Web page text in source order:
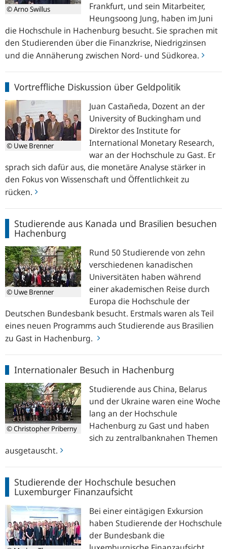
© Arno Swillus
Frankfurt, und sein Mitarbeiter,
Heungsoong Jung, haben im Juni
die Hochschule in Hachenburg besucht. Sie sprachen mit
den Studierenden über die Finanzkrise, Niedrigzinsen
und die Annäherung zwischen Nord- und Südkorea.
Vortreffliche Diskussion über Geldpolitik
© Uwe Brenner
Juan Castañeda, Dozent an der
University of Buckingham und
Direktor desInstitute for
International Monetary Research,
war an der Hochschule zu Gast. Er
sprach sich dafür aus, die monetäre Analyse stärker in
den Fokus von Wissenschaft und Öffentlichkeit zu
rücken.
Diskussion
über
Geldpolitik
Studierende aus Kanada und Brasilien besuchen
Hachenburg
© Uwe Brenner
Rund 50 Studierende von zehn
verschiedenen kanadischen
Universitäten haben während
einer akademischen Reise durch
Europa die Hochschule der
Deutschen Bundesbank besucht. Erstmals waren als Teil
eines neuen Programms auch Studierende aus Brasilien
zu Gast in Hachenburg.
aus
Kanada
und
Brasilien
besuchen
Hachenburg
Internationaler Besuch in Hachenburg
© Christopher Priberny
Studierende aus China, Belarus
und der Ukraine waren eine Woche
lang an der Hochschule
Hachenburg zu Gast und haben
sich zu zentralbanknahen Themen
ausgetauscht.
Besuch
in
Hachenburg
Studierende der Hochschule besuchen
Luxemburger Finanzaufsicht
Bei einer eintägigen Exkursion
haben Studierende der Hochschule
der Bundesbank die
der
Hochschule
besuchen
Luxemburger
Finanzaufsicht